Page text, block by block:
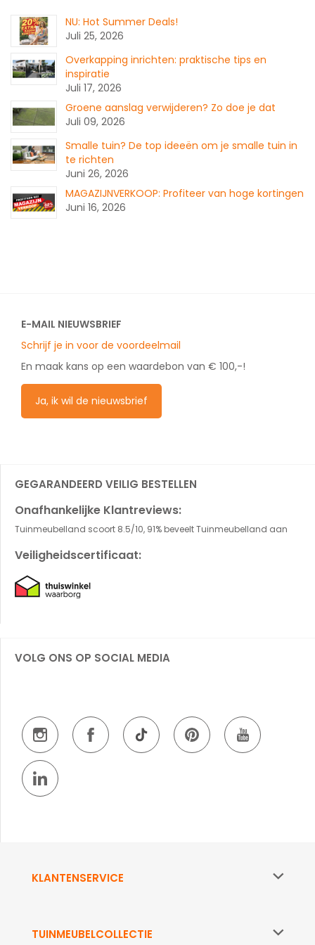
NU: Hot Summer Deals!
Juli 25, 2026
Overkapping inrichten: praktische tips en
inspiratie
Juli 17, 2026
Groene aanslag verwijderen? Zo doe je dat
Juli 09, 2026
Smalle tuin? De top ideeën om je smalle tuin in
te richten
Juni 26, 2026
MAGAZIJNVERKOOP: Profiteer van hoge kortingen
Juni 16, 2026
E-MAIL NIEUWSBRIEF
Schrijf je in voor de voordeelmail
En maak kans op een waardebon van € 100,-!
Ja, ik wil de nieuwsbrief
GEGARANDEERD VEILIG BESTELLEN
Onafhankelijke Klantreviews:
Tuinmeubelland scoort 8.5/10, 91% beveelt Tuinmeubelland aan
Veiligheidscertificaat:
VOLG ONS OP SOCIAL MEDIA
KLANTENSERVICE
TUINMEUBELCOLLECTIE